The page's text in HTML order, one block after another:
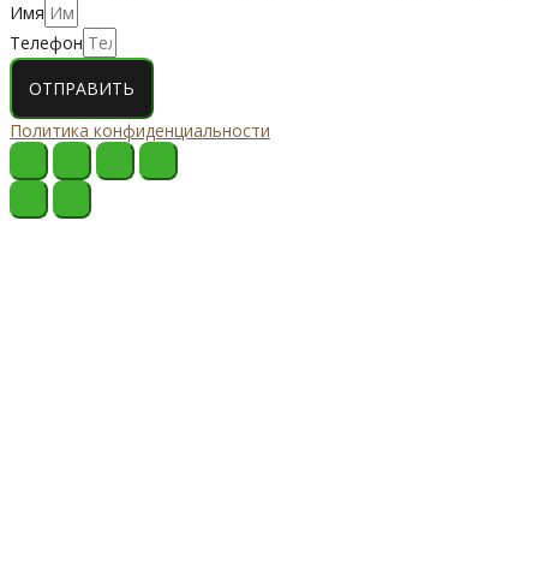
Имя
Телефон
ОТПРАВИТЬ
Политика конфиденциальности